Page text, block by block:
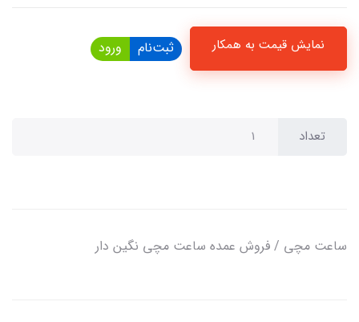
نمایش قیمت به همکار ثبت‌نام ورود
تعداد
ساعت مچی / فروش عمده ساعت مچی نگین دار